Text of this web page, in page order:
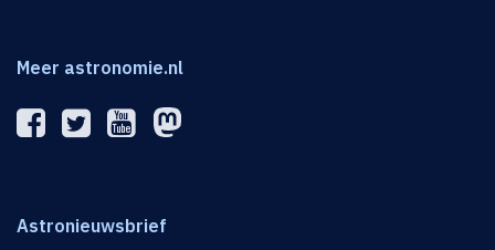
Meer astronomie.nl
Astronieuwsbrief